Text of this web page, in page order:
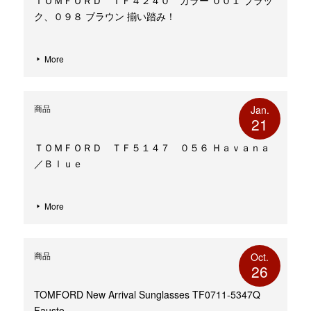
ク、０９８ ブラウン 揃い踏み！
More
商品
ＴＯＭＦＯＲＤ ＴＦ５１４７ ０５６ Ｈａｖａｎａ
／Ｂｌｕｅ
Jan.
21
More
商品
TOMFORD New Arrival Sunglasses TF0711-5347Q
Oct.
26